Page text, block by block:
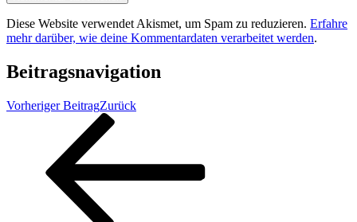
Diese Website verwendet Akismet, um Spam zu reduzieren. Erfahre
mehr darüber, wie deine Kommentardaten verarbeitet werden.
Beitragsnavigation
Vorheriger BeitragZurück